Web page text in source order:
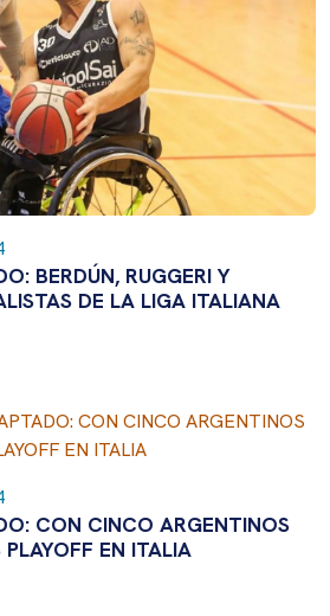
BERDÚN, RUGGERI Y
DE LA LIGA ITALIANA
CON CINCO ARGENTINOS
EN ITALIA